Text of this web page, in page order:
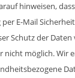
hinweisen,
E-Mail
Schutz der
nicht möglich. Wir